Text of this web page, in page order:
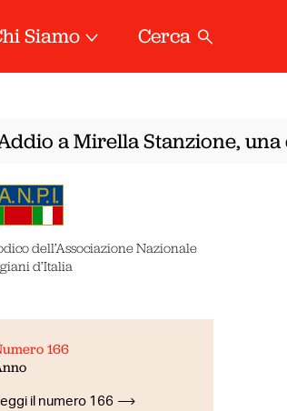
Siamo Cerca
a Mirella Stanzione, una
dell’Associazione Nazionale
d’Italia
166
Leggi il numero 166